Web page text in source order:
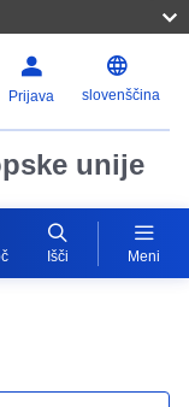
Prijava slovenščina
unije
Išči Meni